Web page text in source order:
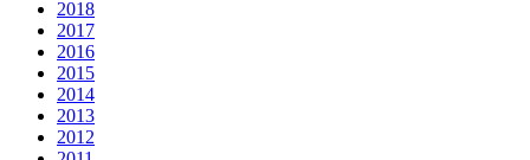
2018
2017
2016
2015
2014
2013
2012